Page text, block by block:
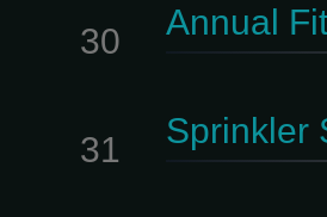
30Annual
31 Sprinkler